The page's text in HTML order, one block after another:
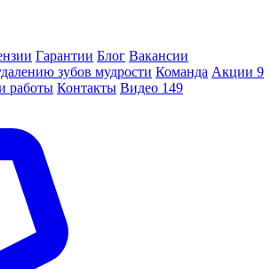
Гарантии Блог Вакансии
зубов мудрости Команда Акции 9
работы Контакты Видео 149